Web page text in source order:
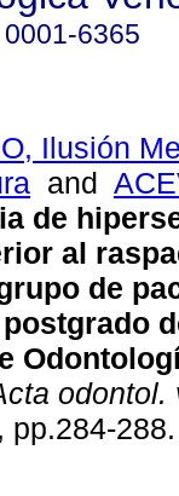
0001-6365
Ilusión
and
de
al
de
odontol.
pp.284-